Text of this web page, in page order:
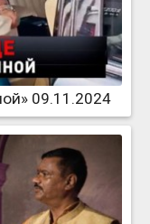
09.11.2024